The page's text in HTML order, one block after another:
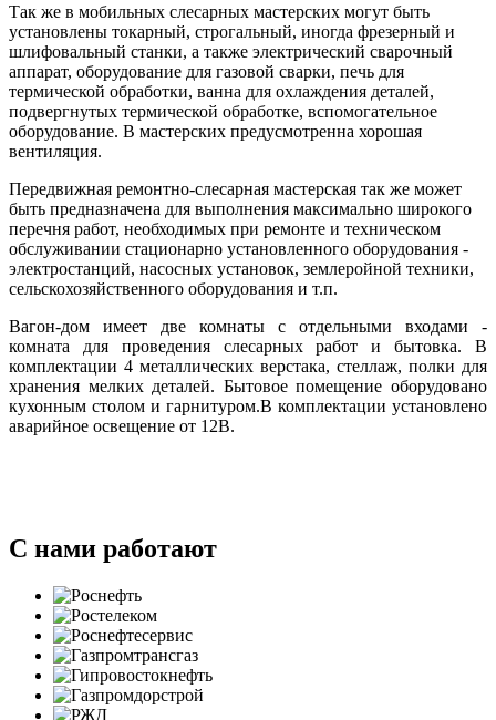
Так же в мобильных слесарных мастерских могут быть
установлены токарный, строгальный, иногда фрезерный и
шлифовальный станки, а также электрический сварочный
аппарат, оборудование для газовой сварки, печь для
термической обработки, ванна для охлаждения деталей,
подвергнутых термической обработке, вспомогательное
оборудование. В мастерских предусмотренна хорошая
вентиляция.
Передвижная ремонтно-слесарная мастерская так же может
быть предназначена для выполнения максимально широкого
перечня работ, необходимых при ремонте и техническом
обслуживании стационарно установленного оборудования -
электростанций, насосных установок, землеройной техники,
сельскохозяйственного оборудования и т.п.
Вагон-дом имеет две комнаты с отдельными входами -
комната для проведения слесарных работ и бытовка. В
комплектации 4 металлических верстака, стеллаж, полки для
хранения мелких деталей. Бытовое помещение оборудовано
кухонным столом и гарнитуром.В комплектации установлено
аварийное освещение от 12В.
С нами работают